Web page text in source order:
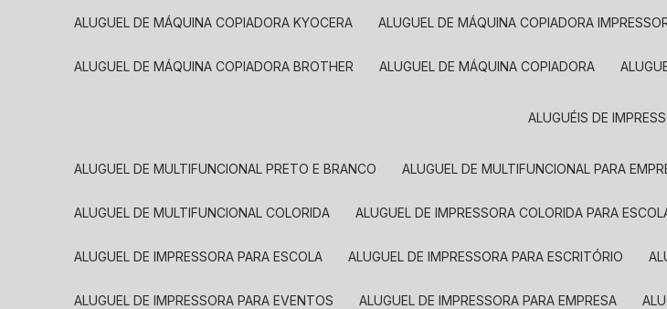
ALUGUEL DE MÁQUINA COPIADORA KYOCERA ALUGUEL DE MÁQUINA COPIADORA
ALUGUEL DE MÁQUINA COPIADORA BROTHER ALUGUEL DE MÁQUINA COPIADORA
ALUGUÉIS DE
ALUGUEL DE MULTIFUNCIONAL PRETO E BRANCO ALUGUEL DE MULTIFUNCIONAL PARA
ALUGUEL DE MULTIFUNCIONAL COLORIDA ALUGUEL DE IMPRESSORA COLORIDA PARA
ALUGUEL DE IMPRESSORA PARA ESCOLA ALUGUEL DE IMPRESSORA PARA ESCRITÓRIO
ALUGUEL DE IMPRESSORA PARA EVENTOS ALUGUEL DE IMPRESSORA PARA EMPRESA